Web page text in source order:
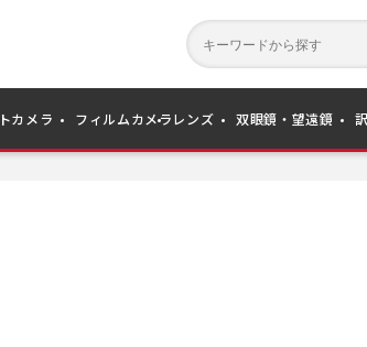
カメラ フィルムカメラ レンズ 双眼鏡・望遠鏡